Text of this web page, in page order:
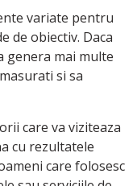
variate pentru
de obiectiv. Daca
genera mai multe
si sa
care va viziteaza
cu rezultatele
care folosesc